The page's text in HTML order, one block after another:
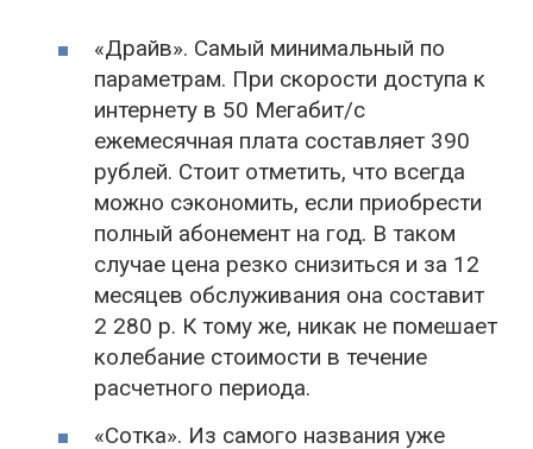
«Драйв». Самый минимальный по
параметрам. При скорости доступа к
интернету в 50 Мегабит/с
ежемесячная плата составляет 390
рублей. Стоит отметить, что всегда
можно сэкономить, если приобрести
полный абонемент на год. В таком
случае цена резко снизиться и за 12
месяцев обслуживания она составит
2 280 р. К тому же, никак не помешает
колебание стоимости в течение
расчетного периода.
«Сотка». Из самого названия уже